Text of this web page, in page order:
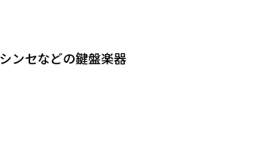
ンセなどの鍵盤楽器